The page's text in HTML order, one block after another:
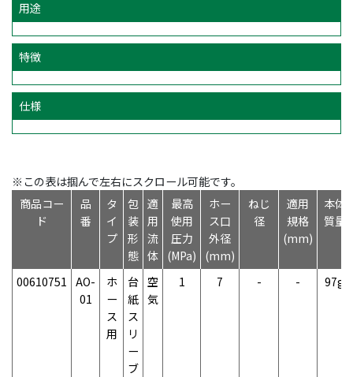
用途
特徴
仕様
※この表は掴んで左右にスクロール可能です。
商品コー
ド
品
番
タ
イ
プ
包
装
形
態
適
用
流
体
最高
使用
圧力
(MPa)
ホー
ス口
外径
(mm)
ねじ
径
適用
規格
(mm)
本体
質量
00610751 AO-
01
ホ
ー
ス
用
台
紙
ス
リ
ー
ブ
空
気
1 7 - - 97g